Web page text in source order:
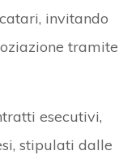
invitando
tramite
esecutivi,
stipulati dalle